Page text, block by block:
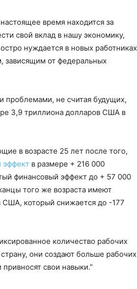
время находится за
свой вклад в нашу экономику,
нуждается в новых работниках
зависящим от федеральных
проблемами, не считая будущих,
3,9 триллиона долларов США в
в возрасте 25 лет после того,
эффект в размере + 216 000
финансовый эффект до + 57 000
того же возраста имеют
который снижается до -177
количество рабочих
они создают больше рабочих
свои навыки.”